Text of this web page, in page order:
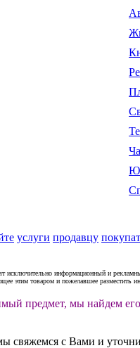
услуги продавцу
исключительно информационный и
этим товаром и пожелавшее разместить
предмет, мы найдем
свяжемся с Вами и